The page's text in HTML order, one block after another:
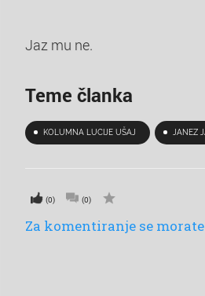
Jaz mu ne.
Teme članka
KOLUMNA LUCIJE UŠAJ JANEZ
(0) (0)
Za komentiranje se